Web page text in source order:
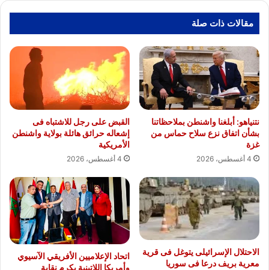
مقالات ذات صلة
نتنياهو: أبلغنا واشنطن بملاحظاتنا
بشأن اتفاق نزع سلاح حماس من
غزة
4 أغسطس، 2026
القبض على رجل للاشتباه فى
إشعاله حرائق هائلة بولاية واشنطن
الأمريكية
4 أغسطس، 2026
الاحتلال الإسرائيلى يتوغل فى قرية
معرية بريف درعا فى سوريا
اتحاد الإعلاميين الأفريقي الآسيوي
وأمريكا اللاتينية يكرم نقابة